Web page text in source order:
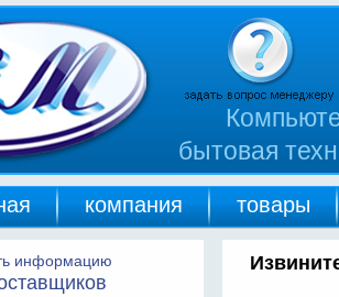
бытовая
компания товары
информацию